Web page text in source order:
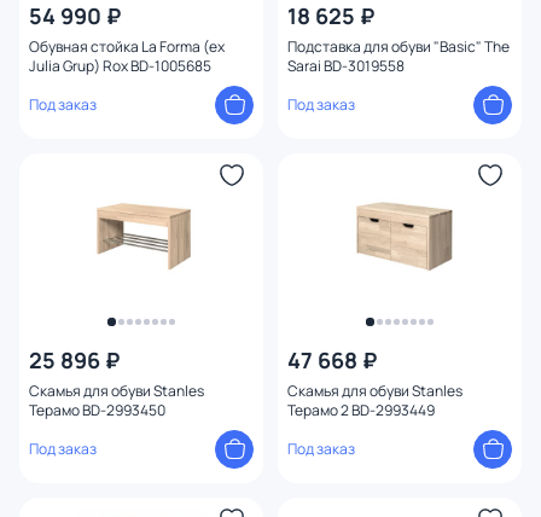
54 990 ₽
Обувная стойка La Forma (ex
Julia Grup) Rox BD-1005685
Под заказ
18 625 ₽
Подставка для обуви "Basic" The
Sarai BD-3019558
Под заказ
25 896 ₽
Скамья для обуви Stanles
Терамо BD-2993450
Под заказ
47 668 ₽
Скамья для обуви Stanles
Терамо 2 BD-2993449
Под заказ